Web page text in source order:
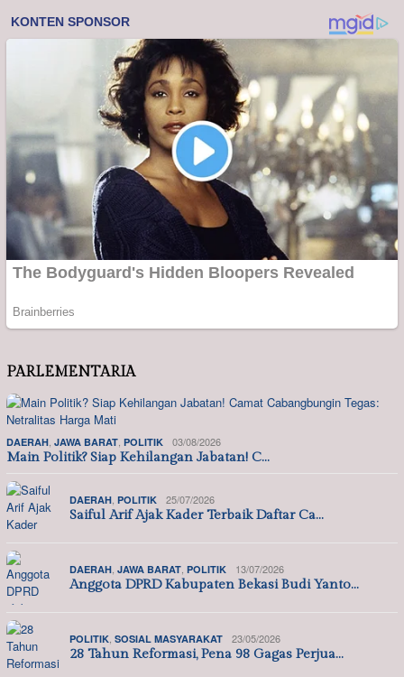
PARLEMENTARIA
DAERAH JAWA BARAT POLITIK 03/08/2026
Main Politik? Siap Kehilangan Jabatan! C…
DAERAH POLITIK 25/07/2026
Saiful Arif Ajak Kader Terbaik Daftar Ca…
DAERAH JAWA BARAT POLITIK 13/07/2026
Anggota DPRD Kabupaten Bekasi Budi Yanto…
POLITIK SOSIAL MASYARAKAT 23/05/2026
28 Tahun Reformasi, Pena 98 Gagas Perjua…